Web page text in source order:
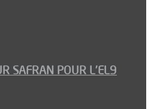
SAFRAN POUR L’EL9